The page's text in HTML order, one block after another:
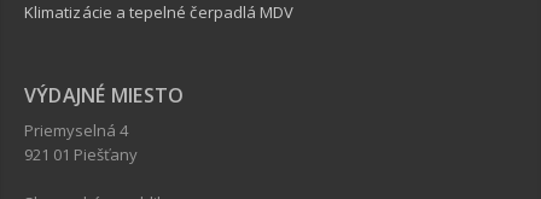
Klimatizácie a tepelné čerpadlá MDV
VÝDAJNÉ MIESTO
Priemyselná 4
921 01 Piešťany